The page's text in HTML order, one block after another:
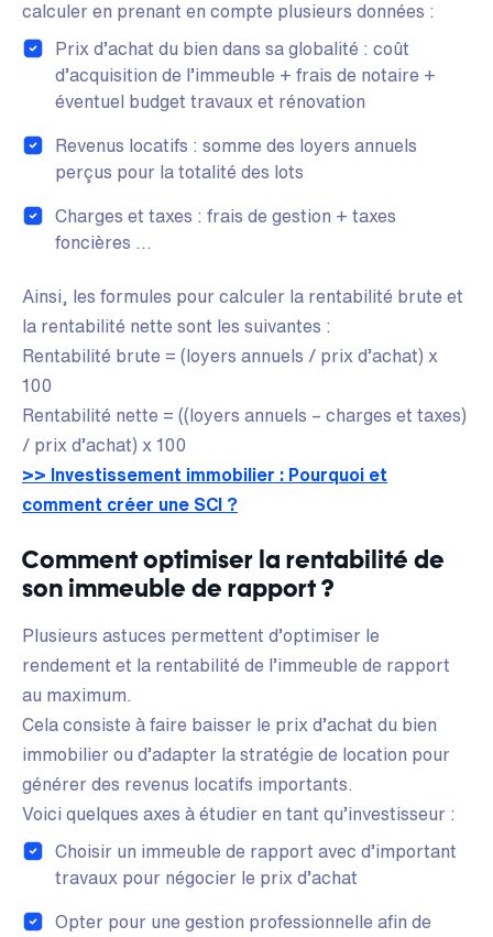
calculer en prenant en compte plusieurs données :
Prix d’achat du bien dans sa globalité : coût
d’acquisition de l’immeuble + frais de notaire +
éventuel budget travaux et rénovation
Revenus locatifs : somme des loyers annuels
perçus pour la totalité des lots
Charges et taxes : frais de gestion + taxes
foncières …
Ainsi, les formules pour calculer la rentabilité brute et
la rentabilité nette sont les suivantes :
Rentabilité brute = (loyers annuels / prix d’achat) x
100
Rentabilité nette = ((loyers annuels – charges et taxes)
/ prix d’achat) x 100
>> Investissement immobilier : Pourquoi et
comment créer une SCI ?
Comment optimiser la rentabilité de
son immeuble de rapport ?
Plusieurs astuces permettent d’optimiser le
rendement et la rentabilité de l’immeuble de rapport
au maximum.
Cela consiste à faire baisser le prix d’achat du bien
immobilier ou d’adapter la stratégie de location pour
générer des revenus locatifs importants.
Voici quelques axes à étudier en tant qu’investisseur :
Choisir un immeuble de rapport avec d’important
travaux pour négocier le prix d’achat
Opter pour une gestion professionnelle afin de